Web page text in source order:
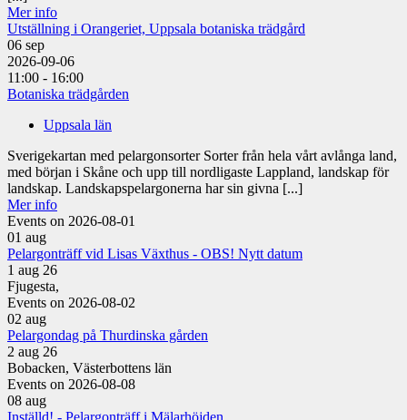
Mer info
Utställning i Orangeriet, Uppsala botaniska trädgård
06 sep
2026-09-06
11:00 - 16:00
Botaniska trädgården
Uppsala län
Sverigekartan med pelargonsorter Sorter från hela vårt avlånga land,
med början i Skåne och upp till nordligaste Lappland, landskap för
landskap. Landskapspelargonerna har sin givna [...]
Mer info
Events on 2026-08-01
01 aug
Pelargonträff vid Lisas Växthus - OBS! Nytt datum
1 aug 26
Fjugesta,
Events on 2026-08-02
02 aug
Pelargondag på Thurdinska gården
2 aug 26
Bobacken, Västerbottens län
Events on 2026-08-08
08 aug